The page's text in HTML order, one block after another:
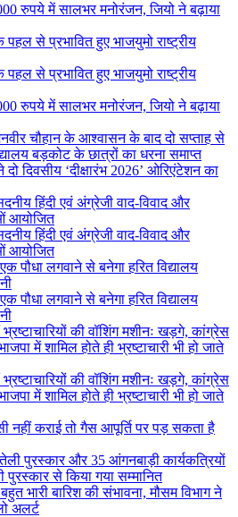
रुपये में सालभर मनोरंजन, जियो ने बढ़ाया
से प्रभावित हुए भाजयुमो राष्ट्रीय
से प्रभावित हुए भाजयुमो राष्ट्रीय
रुपये में सालभर मनोरंजन, जियो ने बढ़ाया
चौहान के आश्वासन के बाद दो सप्ताह से
बड़कोट के छात्रों का धरना समाप्त
दो दिवसीय ‘दीक्षारंभ 2026’ ओरिएंटेशन का
हिंदी एवं अंग्रेजी वाद-विवाद और
आयोजित
हिंदी एवं अंग्रेजी वाद-विवाद और
आयोजित
पौधा लगवाने से बनेगा हरित विद्यालय
पौधा लगवाने से बनेगा हरित विद्यालय
भ्रष्टाचारियों की वॉशिंग मशीनः खड़गे, कांग्रेस
में शामिल होते ही भ्रष्टाचारी भी हो जाते
भ्रष्टाचारियों की वॉशिंग मशीनः खड़गे, कांग्रेस
में शामिल होते ही भ्रष्टाचारी भी हो जाते
नहीं कराई तो गैस आपूर्ति पर पड़ सकता है
पुरस्कार और 35 आंगनबाड़ी कार्यकत्रियों
पुरस्कार से किया गया सम्मानित
भारी बारिश की संभावना, मौसम विभाग ने
अलर्ट